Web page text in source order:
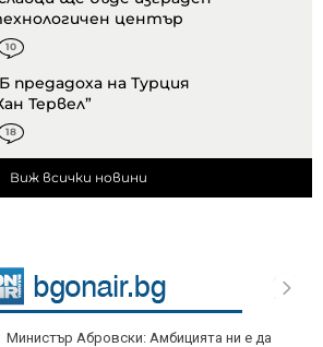
център
10
предадоха на Турция
Тервел”
18
Виж всички новини
Министър Абровски: Амбицията ни е да